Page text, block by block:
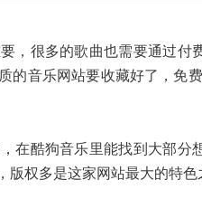
，很多的歌曲也需要通过付
的音乐网站要收藏好了，免
在酷狗音乐里能找到大部分
权多是这家网站最大的特色